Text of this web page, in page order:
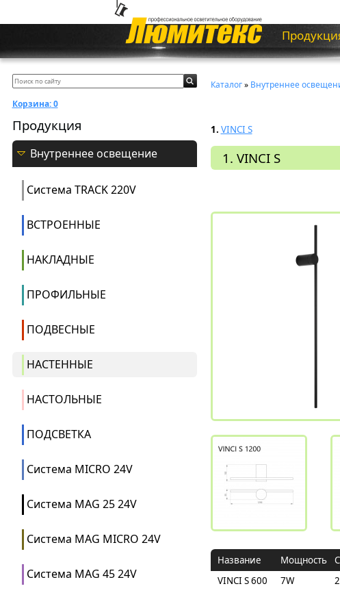
Корзина:0
Продукция
Внутреннее освещение
Система ТRACK 220V
ВСТРОЕННЫЕ
НАКЛАДНЫЕ
ПРОФИЛЬНЫЕ
ПОДВЕСНЫЕ
НАСТЕННЫЕ
НАСТОЛЬНЫЕ
ПОДСВЕТКА
Система MICRO 24V
Система MAG 25 24V
Система MAG MICRO 24V
Система MAG 45 24V
Каталог» Внутреннее
1. VINCI S
1. VINCI S
Название Мощность
VINCI S 600
7W